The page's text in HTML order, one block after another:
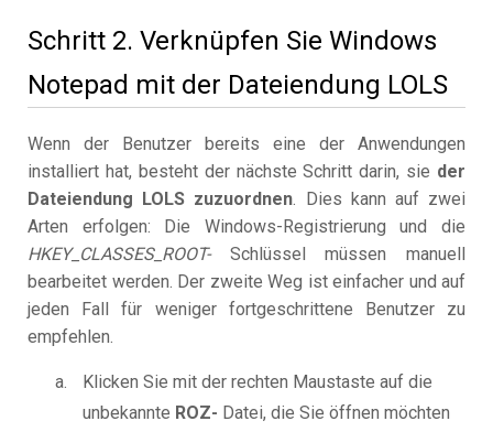
Schritt 2. Verknüpfen Sie Windows
Notepad mit der Dateiendung LOLS
Wenn der Benutzer bereits eine der Anwendungen
installiert hat, besteht der nächste Schritt darin, sie der
Dateiendung LOLS zuzuordnen. Dies kann auf zwei
Arten erfolgen: Die Windows-Registrierung und die
HKEY_CLASSES_ROOT-Schlüssel müssen manuell
bearbeitet werden. Der zweite Weg ist einfacher und auf
jeden Fall für weniger fortgeschrittene Benutzer zu
empfehlen.
Klicken Sie mit der rechten Maustaste auf die
unbekannte ROZ- Datei, die Sie öffnen möchten